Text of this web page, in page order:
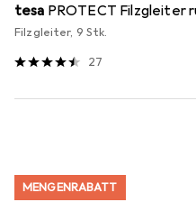
tesa PROTECT Filzgleiter
Filzgleiter, 9 Stk.
27
MENGENRABATT